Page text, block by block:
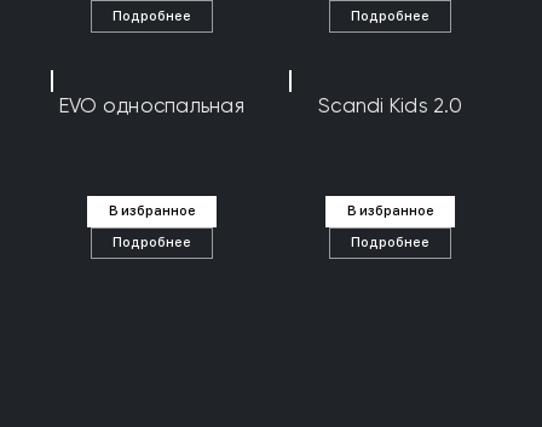
Подробнее
Подробнее
EVO односпальная
В избранное
Подробнее
Scandi Kids 2.0
В избранное
Подробнее